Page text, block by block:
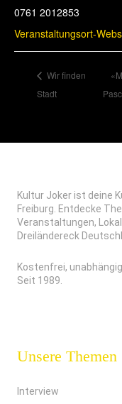
0761 2012853
Veranstaltungsort-
Wir finden
Stadt
Kultur Joker ist deine
Freiburg. Entdecke
Veranstaltungen,
Dreiländereck
Kostenfrei,
Seit 1989.
Unsere Themen
Interview